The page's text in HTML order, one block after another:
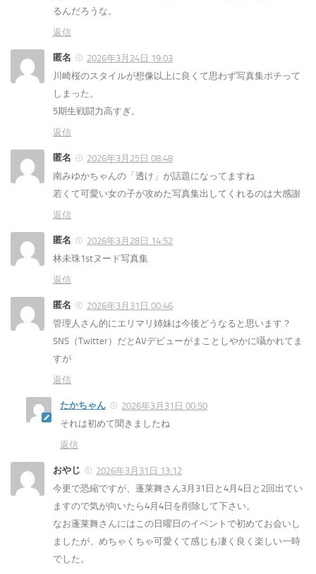
るんだろうな。
返信
匿名
2026年3月24日 19:03
川崎桜のスタイルが想像以上に良くて思わず写真集ポチって
しまった。
5期生戦闘力高すぎ。
返信
匿名
2026年3月25日 08:48
南みゆかちゃんの「透け」が話題になってますね
若くて可愛い女の子が攻めた写真集出してくれるのは大感謝
返信
匿名
2026年3月28日 14:52
林未珠1stヌード写真集
返信
匿名
2026年3月31日 00:46
管理人さん的にエリマリ姉妹は今後どうなると思います？
SNS（Twitter）だとAVデビューがまことしやかに囁かれてま
すが
返信
たかちゃん
2026年3月31日 00:50
それは初めて聞きましたね
返信
おやじ
2026年3月31日 13:12
今更で恐縮ですが、蓬莱舞さん3月31日と4月4日と2回出てい
ますので気が向いたら4月4日を削除して下さい。
なお蓬莱舞さんにはこの日曜日のイベントで初めてお会いし
ましたが、めちゃくちゃ可愛くて感じも凄く良く楽しい一時
でした。